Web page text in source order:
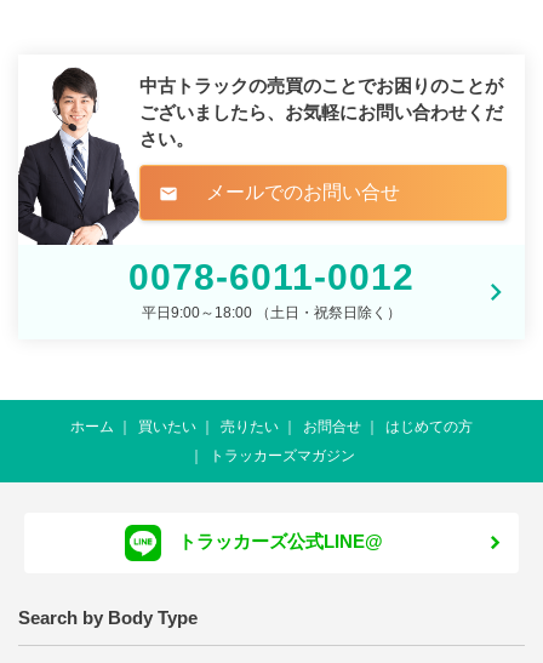
中古トラックの売買のことでお困りのことが
ございましたら、 お気軽にお問い合わせくだ
さい。
mail メールでのお問い合せ
0078-6011-0012
平日9:00～18:00 （土日・祝祭日除く）
ホーム 買いたい 売りたい お問合せ
はじめての方
トラッカーズマガジン
トラッカーズ公式LINE@
Search by Body Type